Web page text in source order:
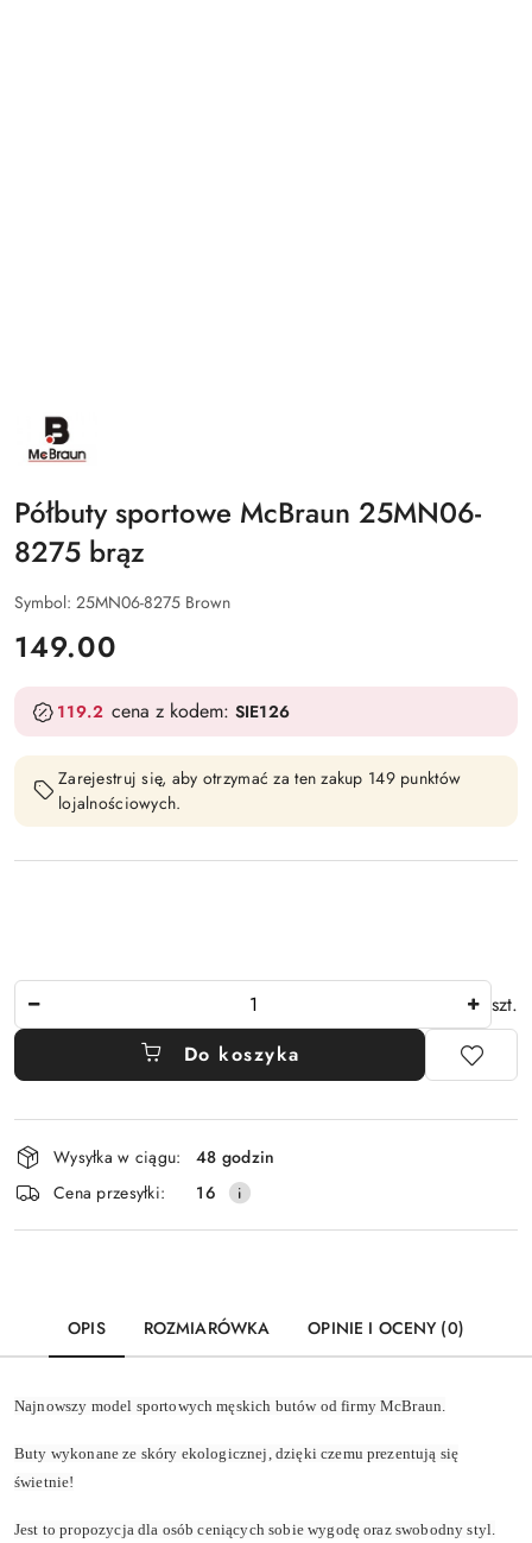
NAZWA
PRODUCENTA:
MCBRAUN
Półbuty sportowe McBraun 25MN06-
8275 brąz
Symbol: 25MN06-8275 Brown
cena:
149.00
119.2 cena z kodem: SIE126
Zarejestruj się, aby otrzymać za ten zakup 149 punktów
lojalnościowych.
szt.
Do koszyka
Dostępność
i
dostawa
Wysyłka w ciągu:
48 godzin
Cena przesyłki:
16
OPIS ROZMIARÓWKA OPINIE I OCENY (0)
Najnowszy model sportowych męskich butów od firmy McBraun.
Buty wykonane ze skóry ekologicznej, dzięki czemu prezentują się
świetnie!
Jest to propozycja dla osób ceniących sobie wygodę oraz swobodny styl.